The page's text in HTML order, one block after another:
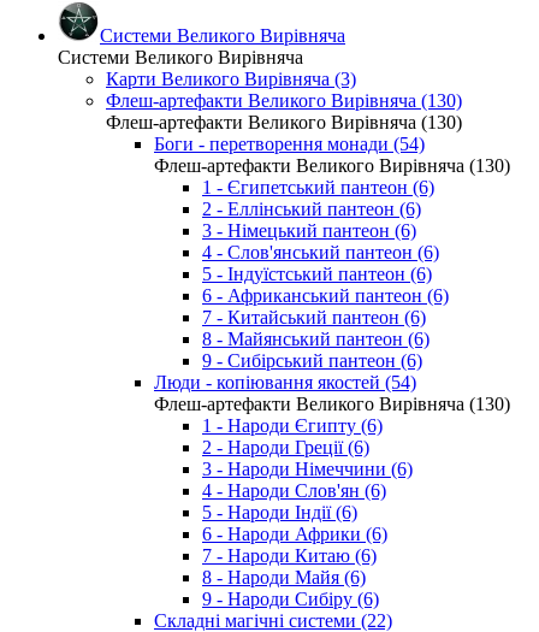
Системи Великого Вирівняча
Системи Великого Вирівняча
Карти Великого Вирівняча (3)
Флеш-артефакти Великого Вирівняча (130)
Флеш-артефакти Великого Вирівняча (130)
Боги - перетворення монади (54)
Флеш-артефакти Великого Вирівняча (130)
1 - Єгипетський пантеон (6)
2 - Еллінський пантеон (6)
3 - Німецький пантеон (6)
4 - Слов'янський пантеон (6)
5 - Індуїстський пантеон (6)
6 - Африканський пантеон (6)
7 - Китайський пантеон (6)
8 - Майянський пантеон (6)
9 - Сибірський пантеон (6)
Люди - копіювання якостей (54)
Флеш-артефакти Великого Вирівняча (130)
1 - Народи Єгипту (6)
2 - Народи Греції (6)
3 - Народи Німеччини (6)
4 - Народи Слов'ян (6)
5 - Народи Індії (6)
6 - Народи Африки (6)
7 - Народи Китаю (6)
8 - Народи Майя (6)
9 - Народи Сибіру (6)
Складні магічні системи (22)